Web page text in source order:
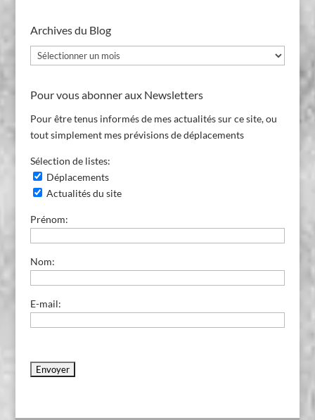
Archives du Blog
Archives
du
Pour vous abonner aux Newsletters
Pour être tenus informés de mes actualités sur ce site, ou
tout simplement mes prévisions de déplacements
Sélection de listes:
Déplacements
Actualités du site
Prénom:
Nom:
E-mail: